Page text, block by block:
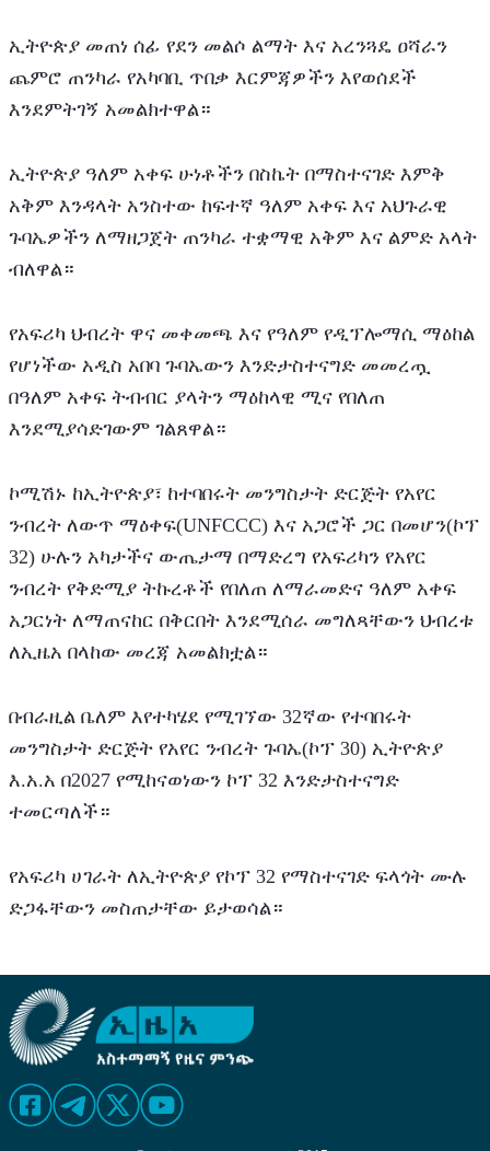
ኢትዮጵያ መጠነ ሰፊ የደን መልሶ ልማት እና አረንጓዴ ዐሻራን
ጨምሮ ጠንካራ የአካባቢ ጥበቃ እርምጃዎችን እየወሰደች
እንደምትገኝ አመልክተዋል።
ኢትዮጵያ ዓለም አቀፍ ሁነቶችን በስኬት በማስተናገድ እምቅ
አቅም እንዳላት አንስተው ከፍተኛ ዓለም አቀፍ እና አህጉራዊ
ጉባኤዎችን ለማዘጋጀት ጠንካራ ተቋማዊ አቅም እና ልምድ አላት
ብለዋል።
የአፍሪካ ህብረት ዋና መቀመጫ እና የዓለም የዲፕሎማሲ ማዕከል
የሆነችው አዲስ አበባ ጉባኤውን እንድታስተናግድ መመረጧ
በዓለም አቀፍ ትብብር ያላትን ማዕከላዊ ሚና የበለጠ
እንደሚያሳድገውም ገልጸዋል።
ኮሚሽኑ ከኢትዮጵያ፣ ከተባበሩት መንግስታት ድርጅት የአየር
ንብረት ለውጥ ማዕቀፍ(UNFCCC) እና አጋሮች ጋር በመሆን(ኮፕ
32) ሁሉን አካታችና ውጤታማ በማድረግ የአፍሪካን የአየር
ንብረት የቅድሚያ ትኩረቶች የበለጠ ለማራመድና ዓለም አቀፍ
አጋርነት ለማጠናከር በቅርበት እንደሚሰራ መግለጻቸውን ህብረቱ
ለኢዜአ በላከው መረጃ አመልክቷል።
በብራዚል ቤለም እየተካሄደ የሚገኘው 32ኛው የተባበሩት
መንግስታት ድርጅት የአየር ንብረት ጉባኤ(ኮፕ 30) ኢትዮጵያ
እ.አ.አ በ2027 የሚከናወነውን ኮፕ 32 እንድታስተናግድ
ተመርጣለች።
የአፍሪካ ሀገራት ለኢትዮጵያ የኮፕ 32 የማስተናገድ ፍላጎት ሙሉ
ድጋፋቸውን መስጠታቸው ይታወሳል።